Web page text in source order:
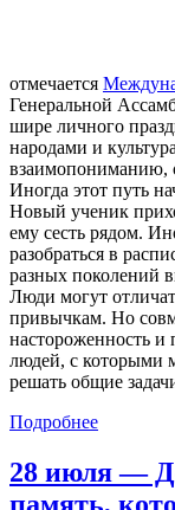
отмечается
Генеральной
шире личного
народами и
взаимопониманию,
Иногда этот путь
Новый ученик
ему сесть рядом.
разобраться в
разных поколений
Люди могут
привычкам. Но
настороженность и
людей, с которыми
решать общие
Подробнее
28 июля —